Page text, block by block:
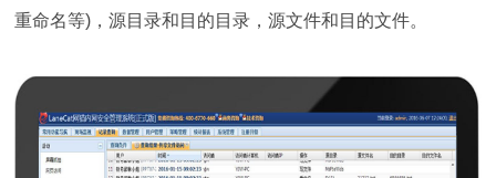
重命名等)，源目录和目的目录，源文件和目的文件。